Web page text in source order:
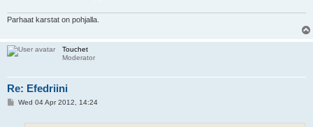
Parhaat karstat on pohjalla.
Touchet
Moderator
Re: Efedriini
PWed 04 Apr 2012, 14:24